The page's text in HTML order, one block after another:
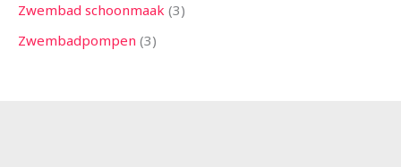
Zwembad schoonmaak 3
Zwembadpompen 3